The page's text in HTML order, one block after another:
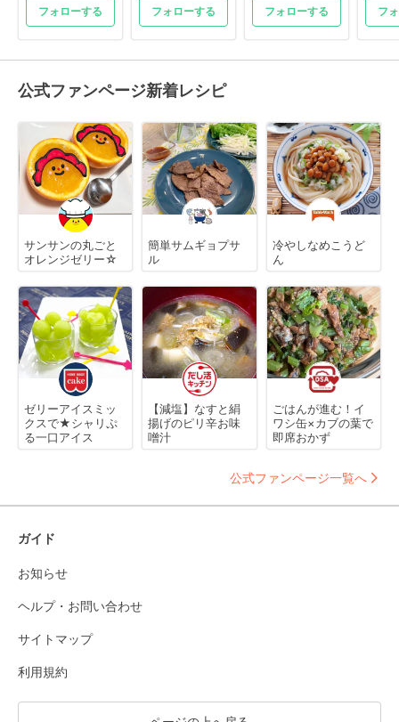
フォローする フォローする フォローする フ
公式ファンページ新着レシピ
サンサンの丸ごと
オレンジゼリー☆
簡単サムギョプサ
ル
冷やしなめこうど
ん
ゼリーアイスミッ
クスで★シャリぷ
る一口アイス
【減塩】なすと絹
揚げのピリ辛お味
噌汁
ごはんが進む！イ
ワシ缶×カブの葉で
即席おかず
公式ファンページ一覧へ
ガイド
お知らせ
ヘルプ・お問い合わせ
サイトマップ
利用規約